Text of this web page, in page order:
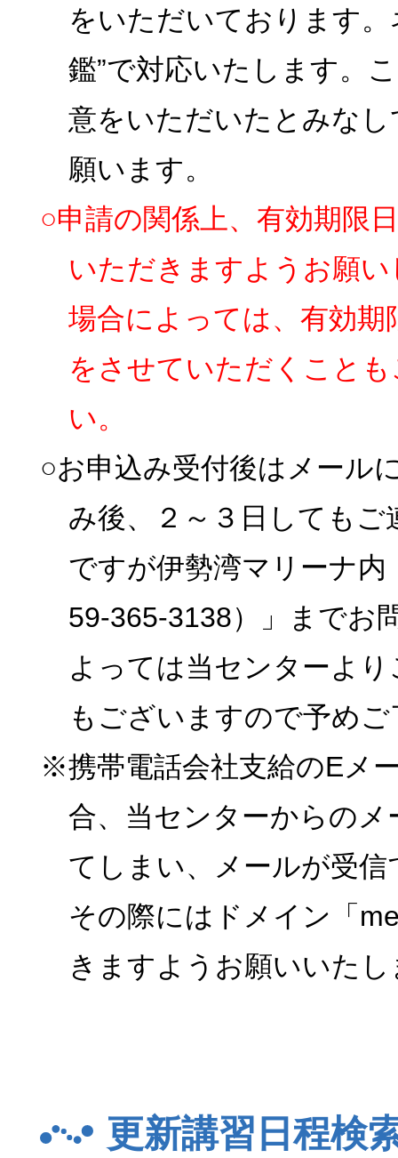
をいただいております
鑑”で対応いたします。
意をいただいたとみな
願います。
○申請の関係上、有効期限
いただきますようお願
場合によっては、有効
をさせていただくこと
い。
○お申込み受付後はメール
み後、２～３日しても
ですが伊勢湾マリーナ
59-365-3138）」までお
よっては当センターよ
もございますので予め
※携帯電話会社支給のEメ
合、当センターからの
てしまい、メールが受
その際にはドメイン「
きますようお願いいた
更新講習日程検